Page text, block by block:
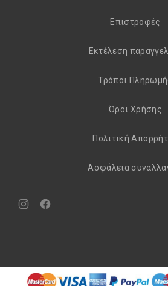
Eπιστροφές
Εκτέλεση
Τρόποι
Όροι Χρήσης
Πολιτική
Aσφάλεια
Νέο
Νέο